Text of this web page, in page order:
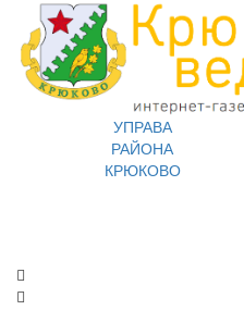
УПРАВА
РАЙОНА
КРЮКОВО